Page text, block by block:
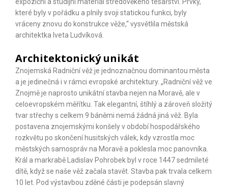
které byly v pořádku a plnily svoji statickou funkci, byly
vráceny znovu do konstrukce věže,“ vysvětlila městská
architektka Iveta Ludvíková.
Architektonický unikát
Znojemská Radniční věž je jednoznačnou dominantou města
a je jedinečná i v rámci evropské architektury. „Radniční věž ve
Znojmě je naprosto unikátní stavba nejen na Moravě, ale v
celoevropském měřítku. Tak elegantní, štíhlý a zároveň složitý
tvar střechy s celkem 9 báněmi nemá žádná jiná věž. Byla
postavena znojemskými konšely v období hospodářského
rozkvětu po skončení husitských válek, kdy vzrostla moc
městských samospráv na Moravě a poklesla moc panovníka.
Král a markrabě Ladislav Pohrobek byl v roce 1447 sedmileté
dítě, když se naše věž začala stavět. Stavba pak trvala celkem
10 let. Pod výstavbou zděné části je podepsán slavný